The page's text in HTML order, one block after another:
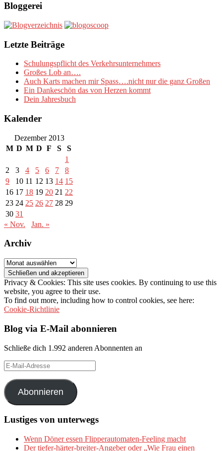
Bloggerei
Letzte Beiträge
Schulungspflicht des Verkehrsunternehmers
Großes Lob an….
Auch Karts machen mir Spass….nicht nur die ganz Großen
Ein Dankeschön das von Herzen kommt
Dein Jahresbuch
Kalender
Dezember 2013
M D M D F S
S
1
2
3 4 5 6 7
8
9
10 11 12 13 14 15
16 17 18 19 20 21 22
23 24 25 26 27 28 29
30 31
« Nov.
Jan. »
Archiv
Archiv
Privacy & Cookies: This site uses cookies. By continuing to use this
website, you agree to their use.
To find out more, including how to control cookies, see here:
Cookie-Richtlinie
Blog via E-Mail abonnieren
Schließe dich 1.992 anderen Abonnenten an
E-
Mail-
Adresse
Abonnieren
Lustiges von unterwegs
Wenn Döner essen Flipperautomaten-Feeling macht
Der tiefer-härter-breiter-Angeber oder „Wie Frau einen